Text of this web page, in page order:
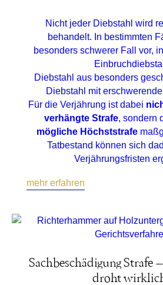
Nicht jeder Diebstahl wird
behandelt. In bestimmten
besonders schwerer Fall vor,
Diebstahl aus besonders
Diebstahl mit
Für die Verjährung ist dabei
verhängte Strafe, sondern
mögliche Höchststrafe
Tatbestand können sich
Verjährungsfristen
mehr erfahren
Sachbeschädigung Strafe
droht